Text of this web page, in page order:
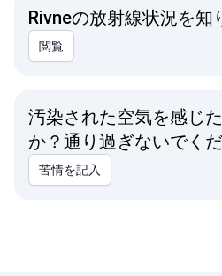
Rivneの放射線状況を知
閲覧
汚染された空気を感じ
か？通り過ぎないでくだ
苦情を記入